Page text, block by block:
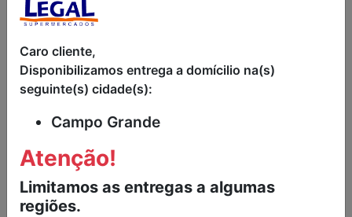
HIDRATANTE
DESODORANTE
FLOR DE LAV
200ML
R$12,79
LEITE
Caro cliente,
Disponibilizamos entrega a domícilio na(s)
seguinte(s) cidade(s):
Campo Grande
Atenção!
Limitamos as entregas a algumas
regiões.